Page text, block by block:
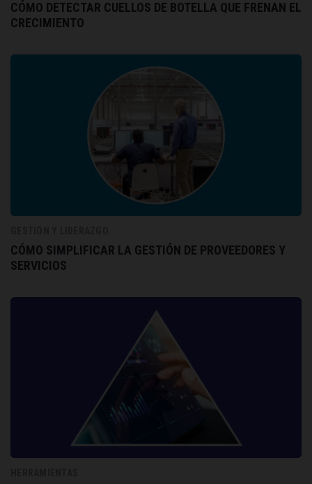
CÓMO DETECTAR CUELLOS DE BOTELLA QUE FRENAN EL
CRECIMIENTO
CÓMO SIMPLIFICAR LA GESTIÓN DE PROVEEDORES Y
SERVICIOS